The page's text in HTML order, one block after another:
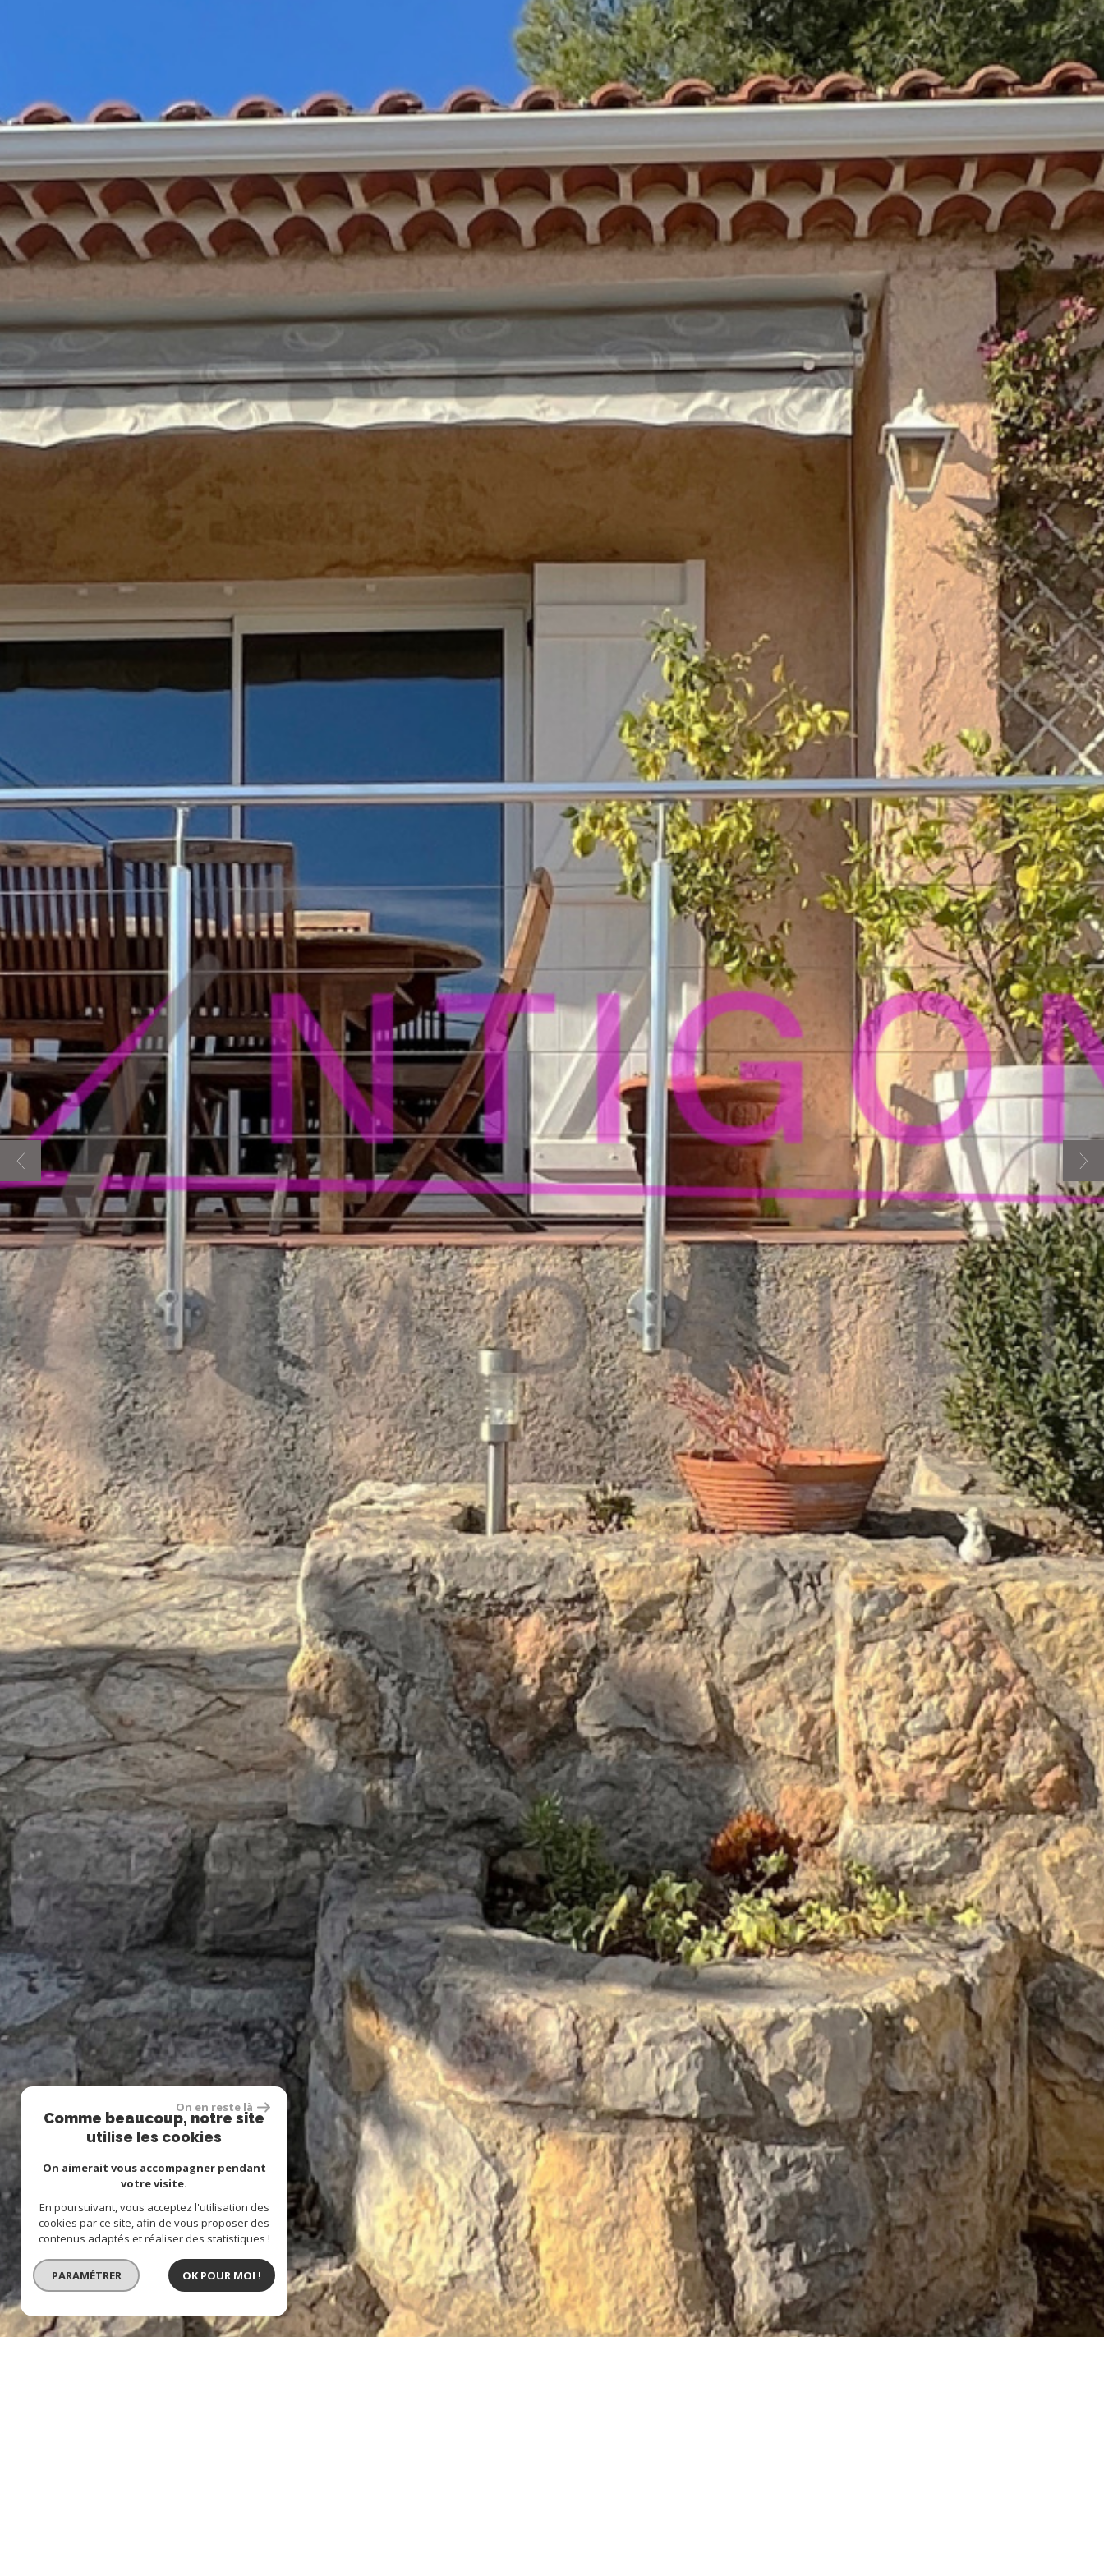
immobilier professionnel
viager
On en reste là
Comme beaucoup, notre site
utilise les cookies
On aimerait vous accompagner pendant
votre visite.
En poursuivant, vous acceptez l'utilisation des
cookies par ce site, afin de vous proposer des
contenus adaptés et réaliser des statistiques !
PARAMÉTRER OK POUR MOI !